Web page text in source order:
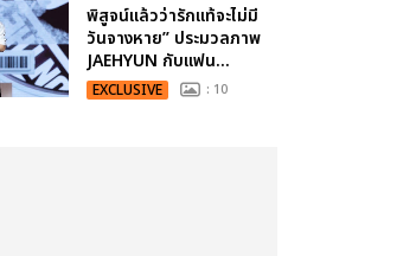
พิสูจน์แล้วว่ารักแท้จะไม่มี
วันจางหาย” ประมวลภาพ
JAEHYUN กับแฟน...
EXCLUSIVE : 10